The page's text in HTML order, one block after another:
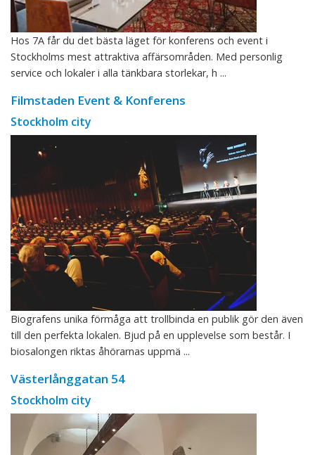
Hos 7A får du det bästa läget för konferens och event i
Stockholms mest attraktiva affärsområden. Med personlig
service och lokaler i alla tänkbara storlekar, h ...
Filmstaden Event & Konferens
Stockholm city
Biografens unika förmåga att trollbinda en publik gör den även
till den perfekta lokalen. Bjud på en upplevelse som består. I
biosalongen riktas åhörarnas uppmä ...
Västerlånggatan 54
Stockholm city